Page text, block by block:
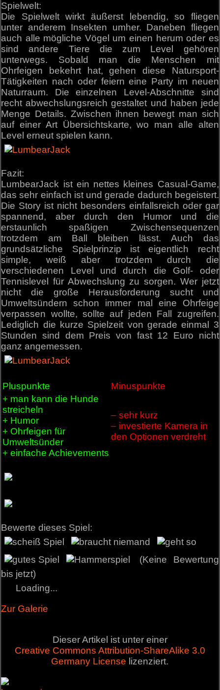
Spielwelt:
Die Spielwelt wirkt äußerst lebendig, so fliegen
unter anderem Insekten umher. Daneben fliegen
auch alle mögliche Vögel um einen herum oder es
sind andere Tiere die zum Level gehören
unterwegs. Sobald man die Menschen mit
Ohrfeigen bekehrt hat, gehen diese Natursport-
Tätigkeiten nach oder feiern eine Party im neuen
Naturraum. Die einzelnen Level-Abschnitte sind
recht abwechslungsreich gestaltet und haben jede
Menge Details. Zwischen ihnen bewegt man sich
auf einer Art Übersichtskarte, wo man alle alten
Level erneut spielen kann.
Fazit:
LumbearJack ist ein nettes kleines Casual-Game,
das sehr einfach ist und gerade dadurch begeistert.
Die Story ist nicht besonders einfallsreich oder gar
spannend, aber durch den Humor und die
erstaunlich spaßigen Zwischensequenzen
trotzdem am Ball bleiben lässt. Auch das
grundsätzliche Spielprinzip ist eigentlich recht
simple, weiß aber trotzdem durch die
verschiedenen Level und durch die Golf- oder
Tennislevel für Abwechslung zu sorgen. Wer jetzt
nicht die große Herausforderung sucht und
Umweltsündern schon immer mal eine Ohrfeige
verpassen wollte, sollte auf jeden Fall zugreifen.
Lediglich die kurze Spielzeit von gerade einmal 3
Stunden sind dem Preis von fast 12 Euro nicht
ganz angemessen.
Pluspunkte
Minuspunkte
+ man kann die Hunde
streicheln
+ Humor
+ Ohrfeigen für
Umweltsünder
+ einfache Achievements
– sehr kurz
– investierte Kamera in
den Optionen verdreht
Bewerte dieses Spiel:
(Keine Bewertung
bis jetzt)
Loading...
Zur Galerie
Dieser Artikel ist unter einer
Creative Commons Attribution-ShareAlike 3.0
Germany License lizenziert.